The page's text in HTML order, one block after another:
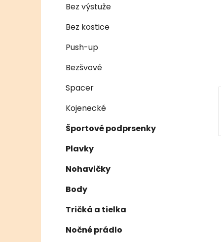
Bez výstuže
Bez kostice
Push-up
Bezšvové
Spacer
Kojenecké
Športové podprsenky
Plavky
Nohavičky
Body
Tričká a tielka
Nočné prádlo